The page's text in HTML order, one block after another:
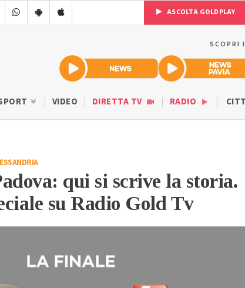
ASCOLTA GOLDPLAY
SCOPRI
VIDEO DIRETTA TV RADIO
qui si scrive la storia.
su Radio Gold Tv